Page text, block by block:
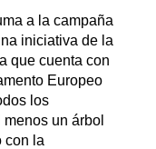
a la campaña
iniciativa de la
que cuenta con
Europeo
los
un árbol
con la